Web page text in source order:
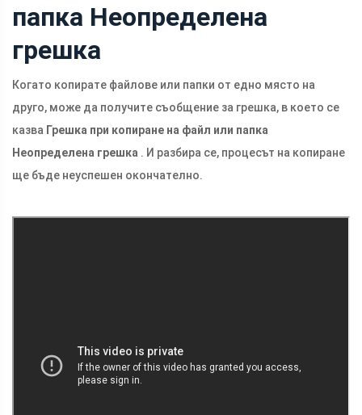
папка Неопределена
грешка
Когато копирате файлове или папки от едно място на
друго, може да получите съобщение за грешка, в което се
казва Грешка при копиране на файл или папка
Неопределена грешка . И разбира се, процесът на копиране
ще бъде неуспешен окончателно.